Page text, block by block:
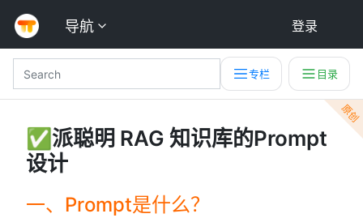
导航 登录
专栏 目录
原创
✅派聪明 RAG 知识库的Prompt
设计
一、Prompt是什么？